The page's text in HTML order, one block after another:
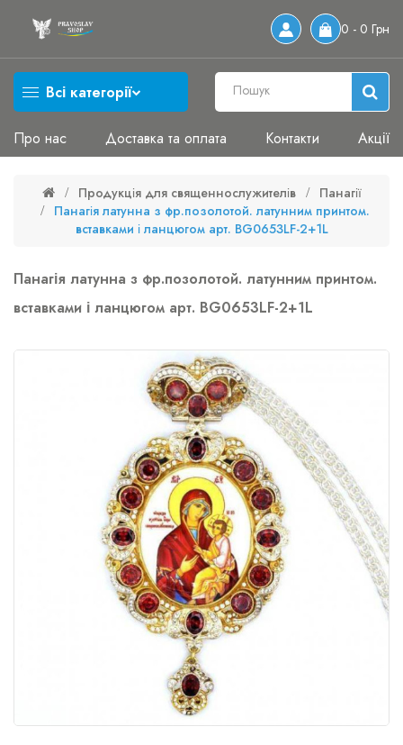
0 - 0 Грн
Всі категорії
Про нас Доставка та оплата Контакти Акції
Продукція для священнослужителів
Панагії
Панагія латунна з фр.позолотой. латунним принтом.
вставками і ланцюгом арт. BG0653LF-2+1L
Панагія латунна з фр.позолотой. латунним принтом.
вставками і ланцюгом арт. BG0653LF-2+1L